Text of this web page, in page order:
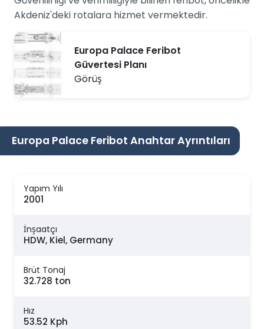
Akdeniz'deki rotalara hizmet vermektedir.
Europa Palace Feribot
Güvertesi Planı
Görüş
Europa Palace Feribot Anahtar Ayrıntıları
Yapım Yılı
2001
İnşaatçı
HDW, Kiel, Germany
Brüt Tonaj
32.728 ton
Hız
53.52 Kph